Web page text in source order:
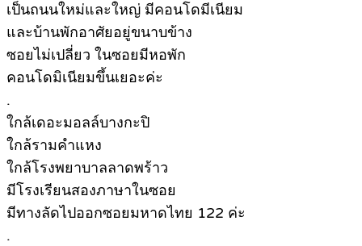
เป็นถนนใหม่และใหญ่ มีคอนโดมีเนียม
และบ้านพักอาศัยอยู่ขนาบข้าง
ซอยไม่เปลี่ยว ในซอยมีหอพัก
คอนโดมิเนียมขึ้นเยอะค่ะ
.
ใกล้เดอะมอลล์บางกะปิ
ใกล้รามคำแหง
ใกล้โรงพยาบาลลาดพร้าว
มีโรงเรียนสองภาษาในซอย
มีทางลัดไปออกซอยมหาดไทย 122 ค่ะ
.